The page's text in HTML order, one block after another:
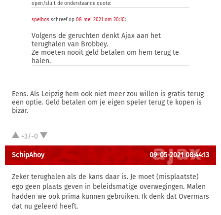
open/sluit de onderstaande quote:
spelbos schreef op 08 mei 2021 om 20:10:
Volgens de geruchten denkt Ajax aan het
terughalen van Brobbey.
Ze moeten nooit geld betalen om hem terug te
halen.
Eens. Als Leipzig hem ook niet meer zou willen is gratis terug
een optie. Geld betalen om je eigen speler terug te kopen is
bizar.
+3/-0
SchipAhoy 09-05-2021 08:44:13
Zeker terughalen als de kans daar is. Je moet (misplaatste)
ego geen plaats geven in beleidsmatige overwegingen. Malen
hadden we ook prima kunnen gebruiken. Ik denk dat Overmars
dat nu geleerd heeft.